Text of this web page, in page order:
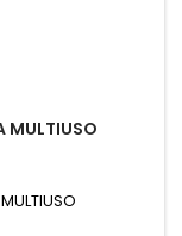
MULTIUSO